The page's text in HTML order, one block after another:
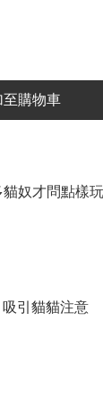
至購物車
奴才問點樣
引貓貓注意